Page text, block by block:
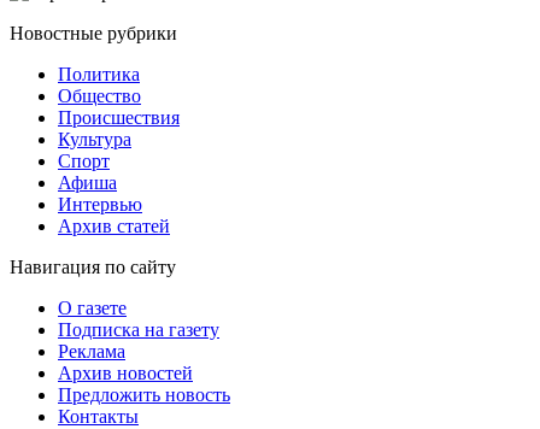
Новостные рубрики
Политика
Общество
Проиcшествия
Культура
Спорт
Афиша
Интервью
Архив статей
Навигация по сайту
О газете
Подписка на газету
Реклама
Архив новостей
Предложить новость
Контакты